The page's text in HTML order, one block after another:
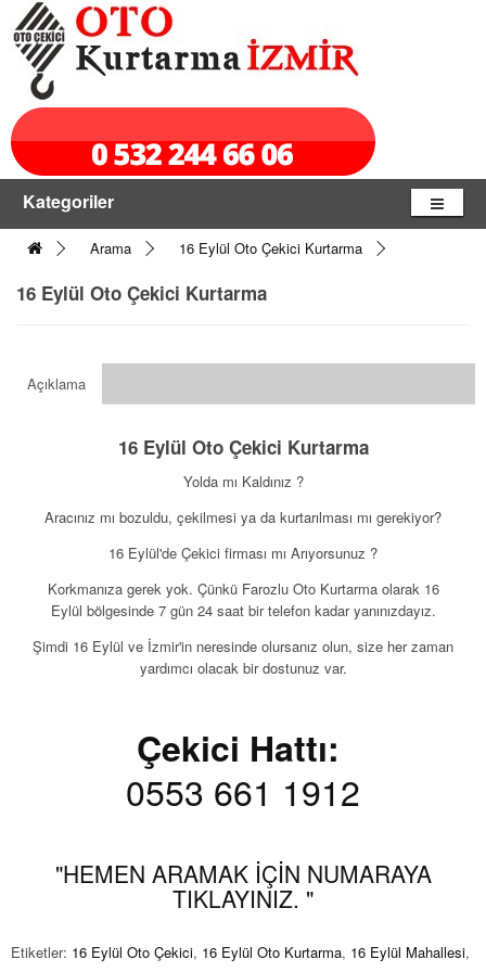
Kategoriler
Arama 16 Eylül Oto Çekici Kurtarma
16 Eylül Oto Çekici Kurtarma
Açıklama
16 Eylül Oto Çekici Kurtarma
Yolda mı Kaldınız ?
Aracınız mı bozuldu, çekilmesi ya da kurtarılması mı gerekiyor?
16 Eylül'de Çekici firması mı Arıyorsunuz ?
Korkmanıza gerek yok. Çünkü Farozlu Oto Kurtarma olarak 16
Eylül bölgesinde 7 gün 24 saat bir telefon kadar yanınızdayız.
Şimdi 16 Eylül ve İzmir'in neresinde olursanız olun, size her zaman
yardımcı olacak bir dostunuz var.
Çekici Hattı:
0553 661 1912
"HEMEN ARAMAK İÇİN NUMARAYA
TIKLAYINIZ. "
Etiketler: 16 Eylül Oto Çekici, 16 Eylül Oto Kurtarma, 16 Eylül Mahallesi,